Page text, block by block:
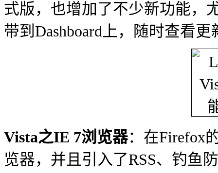
式版，也增加了不少新功能，
带到Dashboard上，随时查看更
Vista之IE 7浏览器：在Firefox
览器，并且引入了RSS、钓鱼